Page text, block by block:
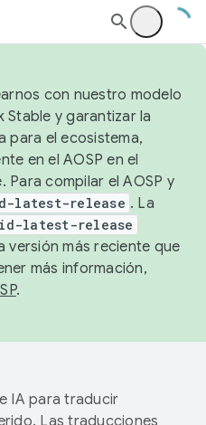
con nuestro modelo
Stable y garantizar la
para el ecosistema,
en el AOSP en el
compilar el AOSP y
latest-release . La
latest-release
versión más reciente que
más información,
.
IA para traducir
Las traducciones